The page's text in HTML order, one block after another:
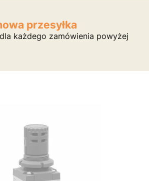
przesyłka
każdego zamówienia powyżej